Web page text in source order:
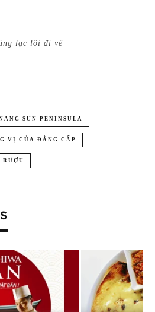
lạc lối đi về
SUN PENINSULA
VỊ CỦA ĐẲNG CẤP
RƯỢU